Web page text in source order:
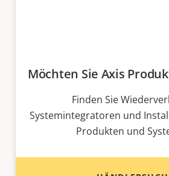
Möchten Sie Axis
Finden Sie
Systemintegratoren und
Produkten und